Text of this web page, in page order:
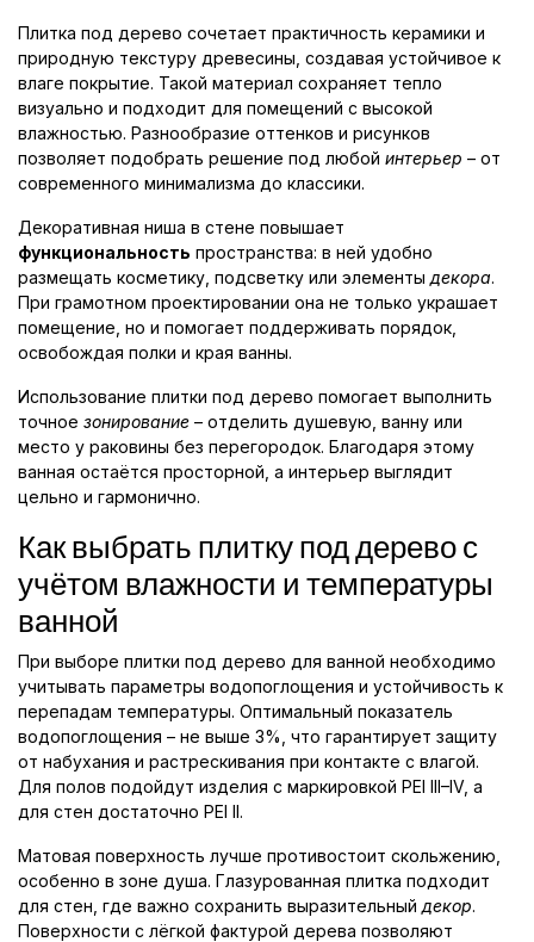
Плитка под дерево сочетает практичность керамики и
природную текстуру древесины, создавая устойчивое к
влаге покрытие. Такой материал сохраняет тепло
визуально и подходит для помещений с высокой
влажностью. Разнообразие оттенков и рисунков
позволяет подобрать решение под любой интерьер – от
современного минимализма до классики.
Декоративная ниша в стене повышает
функциональность пространства: в ней удобно
размещать косметику, подсветку или элементы декора.
При грамотном проектировании она не только украшает
помещение, но и помогает поддерживать порядок,
освобождая полки и края ванны.
Использование плитки под дерево помогает выполнить
точное зонирование – отделить душевую, ванну или
место у раковины без перегородок. Благодаря этому
ванная остаётся просторной, а интерьер выглядит
цельно и гармонично.
Как выбрать плитку под дерево с
учётом влажности и температуры
ванной
При выборе плитки под дерево для ванной необходимо
учитывать параметры водопоглощения и устойчивость к
перепадам температуры. Оптимальный показатель
водопоглощения – не выше 3%, что гарантирует защиту
от набухания и растрескивания при контакте с влагой.
Для полов подойдут изделия с маркировкой PEI III–IV, а
для стен достаточно PEI II.
Матовая поверхность лучше противостоит скольжению,
особенно в зоне душа. Глазурованная плитка подходит
для стен, где важно сохранить выразительный декор.
Поверхности с лёгкой фактурой дерева позволяют